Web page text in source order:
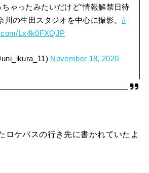
ゃったみたいだけど“情報解禁日待
川の生田スタジオを中心に撮影。#
Lx4k0FXQJP
November 18, 2020
ロケバスの行き先に書かれていたよ